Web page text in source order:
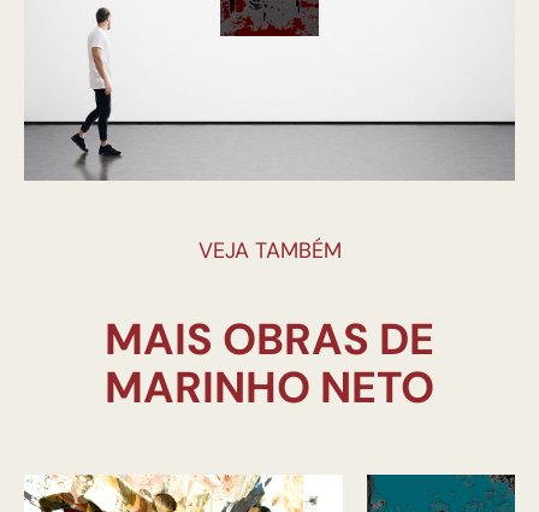
VEJA TAMBÉM
MAIS OBRAS DE